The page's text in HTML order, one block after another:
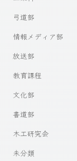
弓道部
情報メディア部
放送部
教育課程
文化部
書道部
木工研究会
未分類